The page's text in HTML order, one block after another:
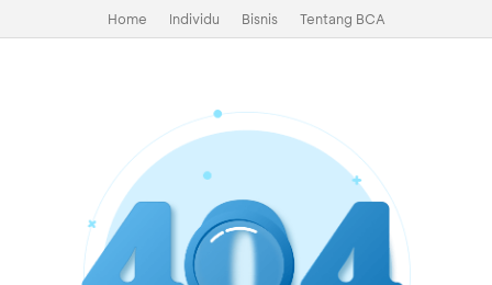
Home Individu Bisnis Tentang BCA